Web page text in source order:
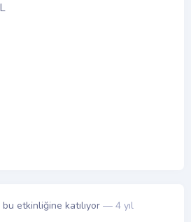
bu etkinliğine katılıyor — 4 yıl